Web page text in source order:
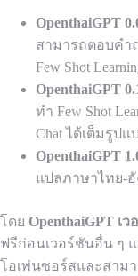
OpenthaiGPT
สามารถตอบคำ
Few Shot
OpenthaiGPT
ทำ Few Shot
Chat ได้เต็มรูปแ
OpenthaiGPT
แปลภาษาไทย-
โดย OpenthaiGPT เว
ฟรีก่อนเวอร์ชันอื่น ๆ
โอเพ่นซอร์สและสาม